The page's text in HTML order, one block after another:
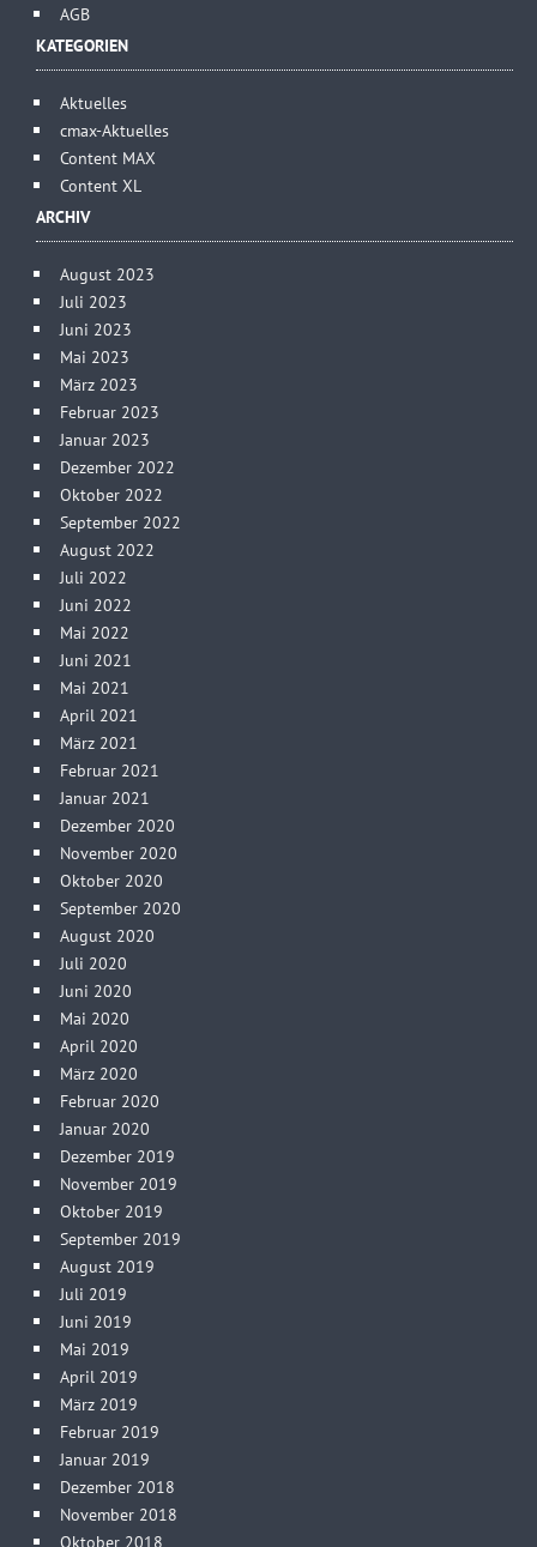
AGB
KATEGORIEN
Aktuelles
cmax-Aktuelles
Content MAX
Content XL
ARCHIV
August 2023
Juli 2023
Juni 2023
Mai 2023
März 2023
Februar 2023
Januar 2023
Dezember 2022
Oktober 2022
September 2022
August 2022
Juli 2022
Juni 2022
Mai 2022
Juni 2021
Mai 2021
April 2021
März 2021
Februar 2021
Januar 2021
Dezember 2020
November 2020
Oktober 2020
September 2020
August 2020
Juli 2020
Juni 2020
Mai 2020
April 2020
März 2020
Februar 2020
Januar 2020
Dezember 2019
November 2019
Oktober 2019
September 2019
August 2019
Juli 2019
Juni 2019
Mai 2019
April 2019
März 2019
Februar 2019
Januar 2019
Dezember 2018
November 2018
Oktober 2018